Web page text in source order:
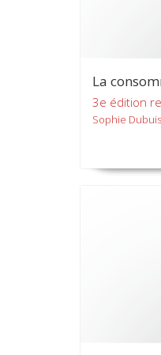
La
3e édition
Sophie